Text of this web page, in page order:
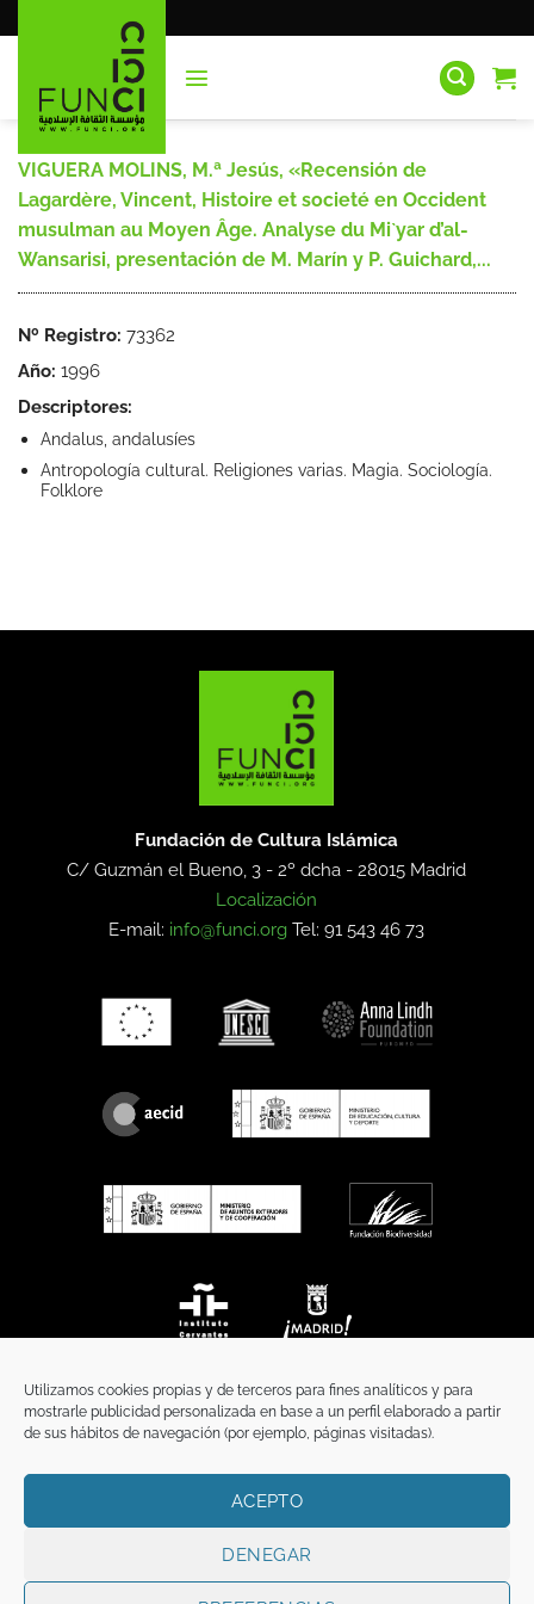
Utilizamos cookies propias y de terceros para fines analíticos y para
mostrarle publicidad personalizada en base a un perfil elaborado a partir
de sus hábitos de navegación (por ejemplo, páginas visitadas).
ACEPTO
DENEGAR
al
VIGUERA MOLINS, M.ª Jesús, «Recensión de
Lagardère, Vincent, Histoire et societé en Occident
musulman au Moyen Âge. Analyse du Mi`yar d’al-
Wansarisi, presentación de M. Marín y P. Guichard,...
Nº Registro: 73362
Año: 1996
Descriptores:
Andalus, andalusíes
Antropología cultural. Religiones varias. Magia. Sociología.
Folklore
Fundación de Cultura Islámica
C/ Guzmán el Bueno, 3 - 2º dcha -28015 Madrid
Localización
E-mail: info@funci.org Tel: 91 543 46 73
TÉRMINOS Y CONDICIONES
Copyright 2026 ©FunciFUNCI es titular de los derechos de propiedad